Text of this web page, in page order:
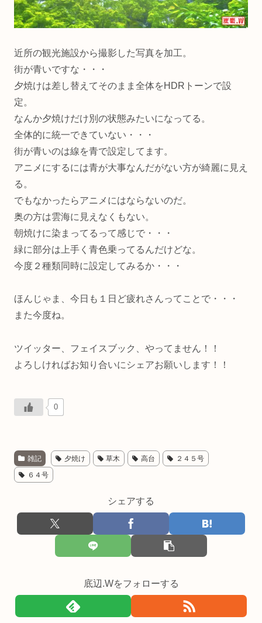
近所の観光施設から撮影した写真を加工。
街が青いですな・・・
夕焼けは差し替えてそのまま全体をHDRトーンで設
定。
なんか夕焼けだけ別の状態みたいになってる。
全体的に統一できていない・・・
街が青いのは線を青で設定してます。
アニメにするには青が大事なんだがない方が綺麗に見え
る。
でもなかったらアニメにはならないのだ。
奥の方は雲海に見えなくもない。
朝焼けに染まってるって感じで・・・
緑に部分は上手く青色乗ってるんだけどな。
今度２種類同時に設定してみるか・・・
ほんじゃま、今日も１日ど疲れさんってことで・・・
また今度ね。
ツイッター、フェイスブック、やってません！！
よろしければお知り合いにシェアお願いします！！
0
雑記 夕焼け 草木 高台 ２４５号
６４号
シェアする
底辺.Wをフォローする